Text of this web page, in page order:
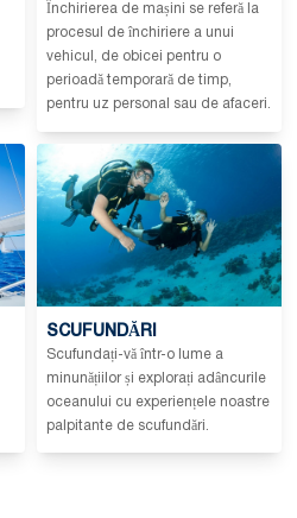
Închirierea de mașini se referă la
procesul de închiriere a unui
vehicul, de obicei pentru o
perioadă temporară de timp,
pentru uz personal sau de afaceri.
SCUFUNDĂRI
Scufundați-vă într-o lume a
minunățiilor și explorați adâncurile
oceanului cu experiențele noastre
palpitante de scufundări.